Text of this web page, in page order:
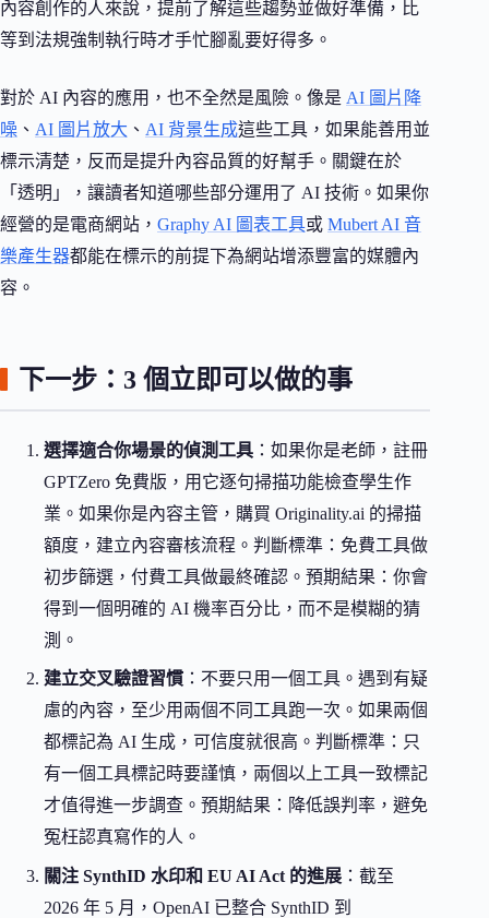
內容創作的人來說，提前了解這些趨勢並做好準備，比
等到法規強制執行時才手忙腳亂要好得多。
對於 AI 內容的應用，也不全然是風險。像是 AI 圖片降
噪 、 AI 圖片放大 、 AI 背景生成這些工具，如果能善用並
標示清楚，反而是提升內容品質的好幫手。關鍵在於
「透明」，讓讀者知道哪些部分運用了 AI 技術。如果你
經營的是電商網站， Graphy AI 圖表工具或 Mubert AI 音
樂產生器都能在標示的前提下為網站增添豐富的媒體內
容。
下一步：3 個立即可以做的事
選擇適合你場景的偵測工具 ：如果你是老師，註冊
GPTZero 免費版，用它逐句掃描功能檢查學生作
業。如果你是內容主管，購買 Originality.ai 的掃描
額度，建立內容審核流程。判斷標準：免費工具做
初步篩選，付費工具做最終確認。預期結果：你會
得到一個明確的 AI 機率百分比，而不是模糊的猜
測。
建立交叉驗證習慣 ：不要只用一個工具。遇到有疑
慮的內容，至少用兩個不同工具跑一次。如果兩個
都標記為 AI 生成，可信度就很高。判斷標準：只
有一個工具標記時要謹慎，兩個以上工具一致標記
才值得進一步調查。預期結果：降低誤判率，避免
冤枉認真寫作的人。
關注 SynthID 水印和 EU AI Act 的進展 ：截至
2026 年 5 月，OpenAI 已整合 SynthID 到